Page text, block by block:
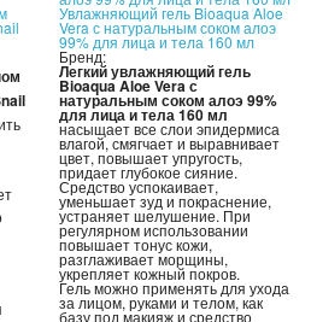
Увлажняющий гель Bioaqua Aloe
Vera с натуральным соком алоэ
99% для лица и тела 160 мл
Бренд:
Легкий увлажняющий гель
Bioaqua Aloe Vera с
натуральным соком алоэ 99%
для лица и тела 160 мл
насыщает все слои эпидермиса
влагой, смягчает и выравнивает
цвет, повышает упругость,
придает глубокое сияние.
Средство успокаивает,
уменьшает зуд и покраснение,
устраняет шелушение. При
регулярном использовании
повышает тонус кожи,
разглаживает морщины,
укрепляет кожный покров.
Гель можно применять для ухода
за лицом, руками и телом, как
базу под макияж и средство